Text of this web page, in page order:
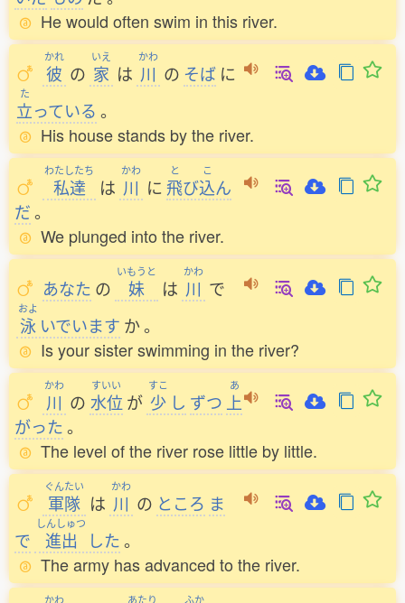
He would often swim in this river.
かれ
彼 の
いえ
家 は
かわ
川 の そば に
た
立っている 。
His house stands by the river.
わたしたち
私達 は
かわ
川 に
と
飛び
こ
込ん
だ。
We plunged into the river.
あなた の
いもうと
妹 は
かわ
川 で
およ
泳 いでいます か。
Is your sister swimming in the river?
かわ
川 の
すいい
水位 が
すこ
少 し ずつ
あ
上
がった。
The level of the river rose little by little.
ぐんたい
軍隊 は
かわ
川 の ところ ま
で
しんしゅつ
進出 した。
The army has advanced to the river.
かわ あたり ふか